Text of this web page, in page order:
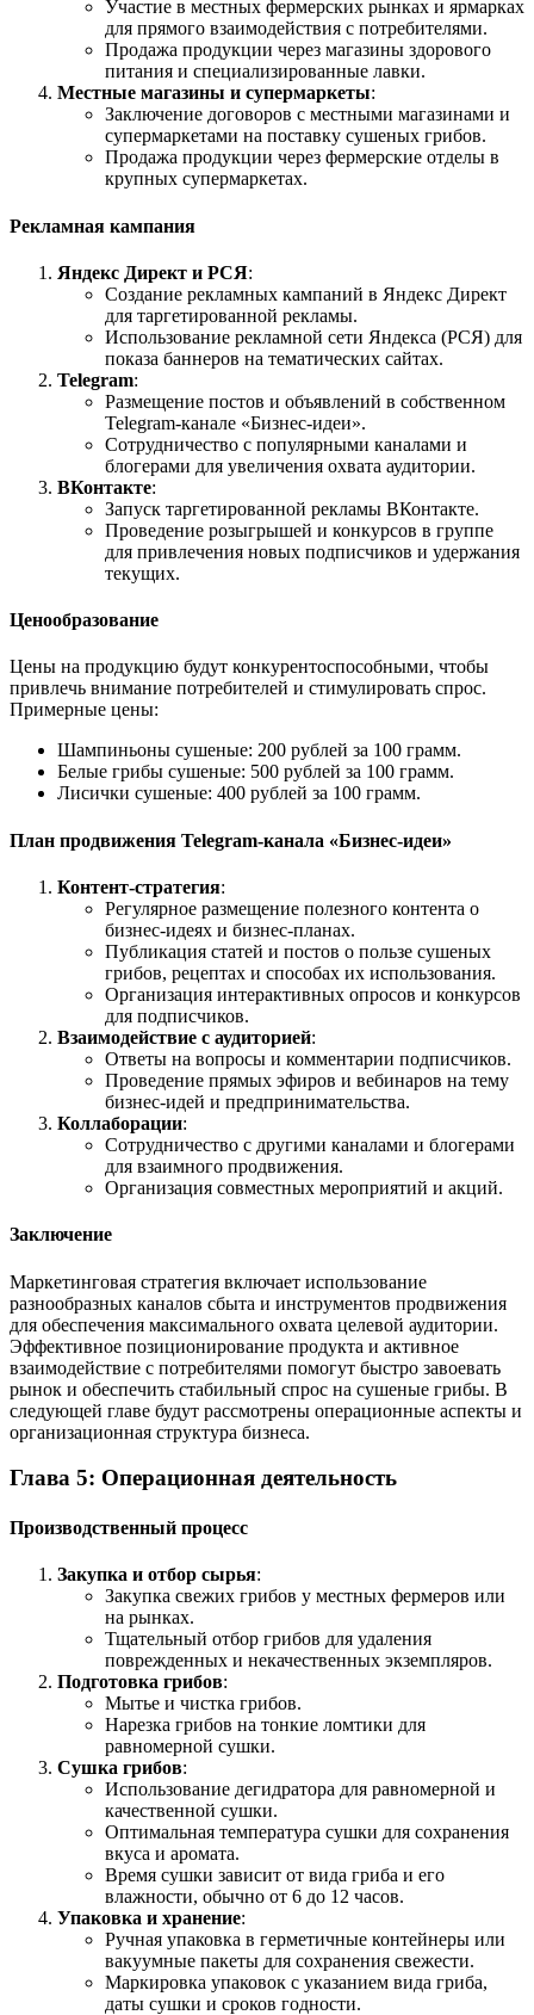
Участие в местных фермерских рынках и ярмарках
для прямого взаимодействия с потребителями.
Продажа продукции через магазины здорового
питания и специализированные лавки.
Местные магазины и супермаркеты:
Заключение договоров с местными магазинами и
супермаркетами на поставку сушеных грибов.
Продажа продукции через фермерские отделы в
крупных супермаркетах.
Рекламная кампания
Яндекс Директ и РСЯ:
Создание рекламных кампаний в Яндекс Директ
для таргетированной рекламы.
Использование рекламной сети Яндекса (РСЯ) для
показа баннеров на тематических сайтах.
Telegram:
Размещение постов и объявлений в собственном
Telegram-канале «Бизнес-идеи».
Сотрудничество с популярными каналами и
блогерами для увеличения охвата аудитории.
ВКонтакте:
Запуск таргетированной рекламы ВКонтакте.
Проведение розыгрышей и конкурсов в группе
для привлечения новых подписчиков и удержания
текущих.
Ценообразование
Цены на продукцию будут конкурентоспособными, чтобы
привлечь внимание потребителей и стимулировать спрос.
Примерные цены:
Шампиньоны сушеные: 200 рублей за 100 грамм.
Белые грибы сушеные: 500 рублей за 100 грамм.
Лисички сушеные: 400 рублей за 100 грамм.
План продвижения Telegram-канала «Бизнес-идеи»
Контент-стратегия:
Регулярное размещение полезного контента о
бизнес-идеях и бизнес-планах.
Публикация статей и постов о пользе сушеных
грибов, рецептах и способах их использования.
Организация интерактивных опросов и конкурсов
для подписчиков.
Взаимодействие с аудиторией:
Ответы на вопросы и комментарии подписчиков.
Проведение прямых эфиров и вебинаров на тему
бизнес-идей и предпринимательства.
Коллаборации:
Сотрудничество с другими каналами и блогерами
для взаимного продвижения.
Организация совместных мероприятий и акций.
Заключение
Маркетинговая стратегия включает использование
разнообразных каналов сбыта и инструментов продвижения
для обеспечения максимального охвата целевой аудитории.
Эффективное позиционирование продукта и активное
взаимодействие с потребителями помогут быстро завоевать
рынок и обеспечить стабильный спрос на сушеные грибы. В
следующей главе будут рассмотрены операционные аспекты и
организационная структура бизнеса.
Глава 5: Операционная деятельность
Производственный процесс
Закупка и отбор сырья:
Закупка свежих грибов у местных фермеров или
на рынках.
Тщательный отбор грибов для удаления
поврежденных и некачественных экземпляров.
Подготовка грибов:
Мытье и чистка грибов.
Нарезка грибов на тонкие ломтики для
равномерной сушки.
Сушка грибов:
Использование дегидратора для равномерной и
качественной сушки.
Оптимальная температура сушки для сохранения
вкуса и аромата.
Время сушки зависит от вида гриба и его
влажности, обычно от 6 до 12 часов.
Упаковка и хранение:
Ручная упаковка в герметичные контейнеры или
вакуумные пакеты для сохранения свежести.
Маркировка упаковок с указанием вида гриба,
даты сушки и сроков годности.